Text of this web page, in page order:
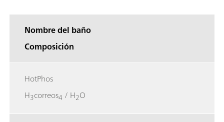
Nombre del baño
Composición
HotPhos
H3correos4 / H2O